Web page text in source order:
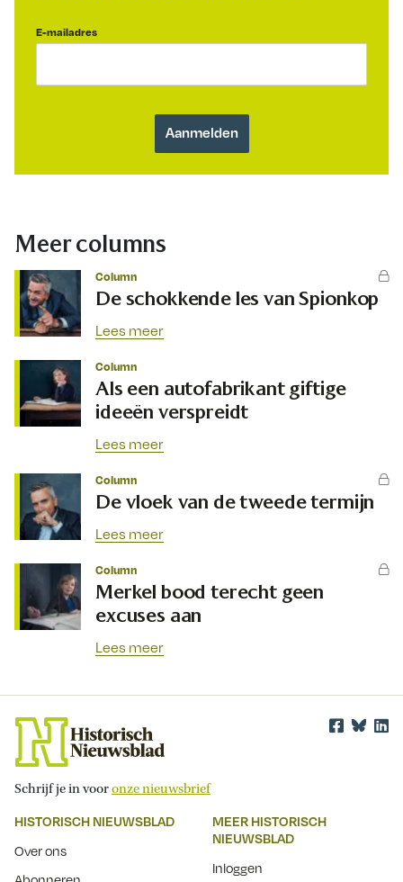
E-mailadres
Meer columns
Column
De schokkende les van Spionkop
Lees meer
Column
Als een autofabrikant giftige
ideeën verspreidt
Lees meer
Column
De vloek van de tweede termijn
Lees meer
Column
Merkel bood terecht geen
excuses aan
Lees meer
Schrijf je in vooronze nieuwsbrief
HISTORISCH NIEUWSBLAD
Over ons
MEER HISTORISCH
NIEUWSBLAD
Inloggen